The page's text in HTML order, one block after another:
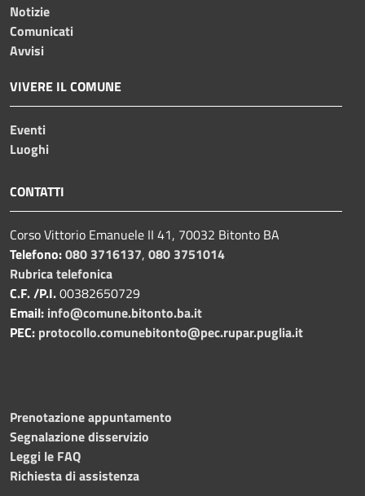
Notizie
Comunicati
Avvisi
VIVERE IL COMUNE
Eventi
Luoghi
CONTATTI
Corso Vittorio Emanuele II 41, 70032 Bitonto BA
Telefono:080 3716137, 080 3751014
Rubrica telefonica
C.F. /P.I.00382650729
Email: info@comune.bitonto.ba.it
PEC: protocollo.comunebitonto@pec.rupar.puglia.it
Prenotazione appuntamento
Segnalazione disservizio
Leggi le FAQ
Richiesta di assistenza